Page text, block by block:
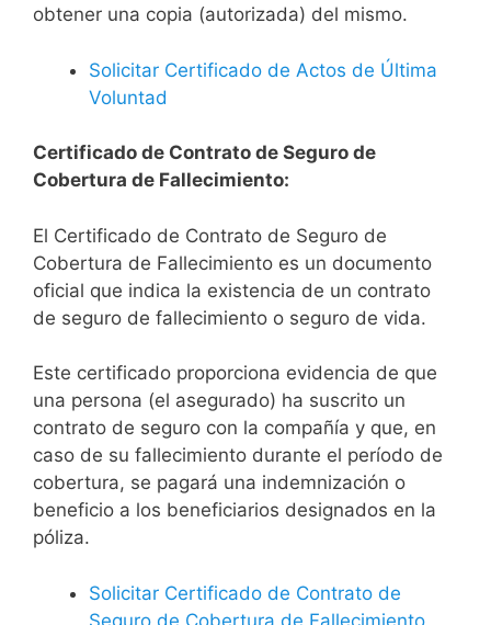
obtener una copia (autorizada) del mismo.
Solicitar Certificado de Actos de Última
Voluntad
Certificado de Contrato de Seguro de
Cobertura de Fallecimiento:
El Certificado de Contrato de Seguro de
Cobertura de Fallecimiento es un documento
oficial que indica la existencia de un contrato
de seguro de fallecimiento o seguro de vida.
Este certificado proporciona evidencia de que
una persona (el asegurado) ha suscrito un
contrato de seguro con la compañía y que, en
caso de su fallecimiento durante el período de
cobertura, se pagará una indemnización o
beneficio a los beneficiarios designados en la
póliza.
Solicitar Certificado de Contrato de
Seguro de Cobertura de Fallecimiento